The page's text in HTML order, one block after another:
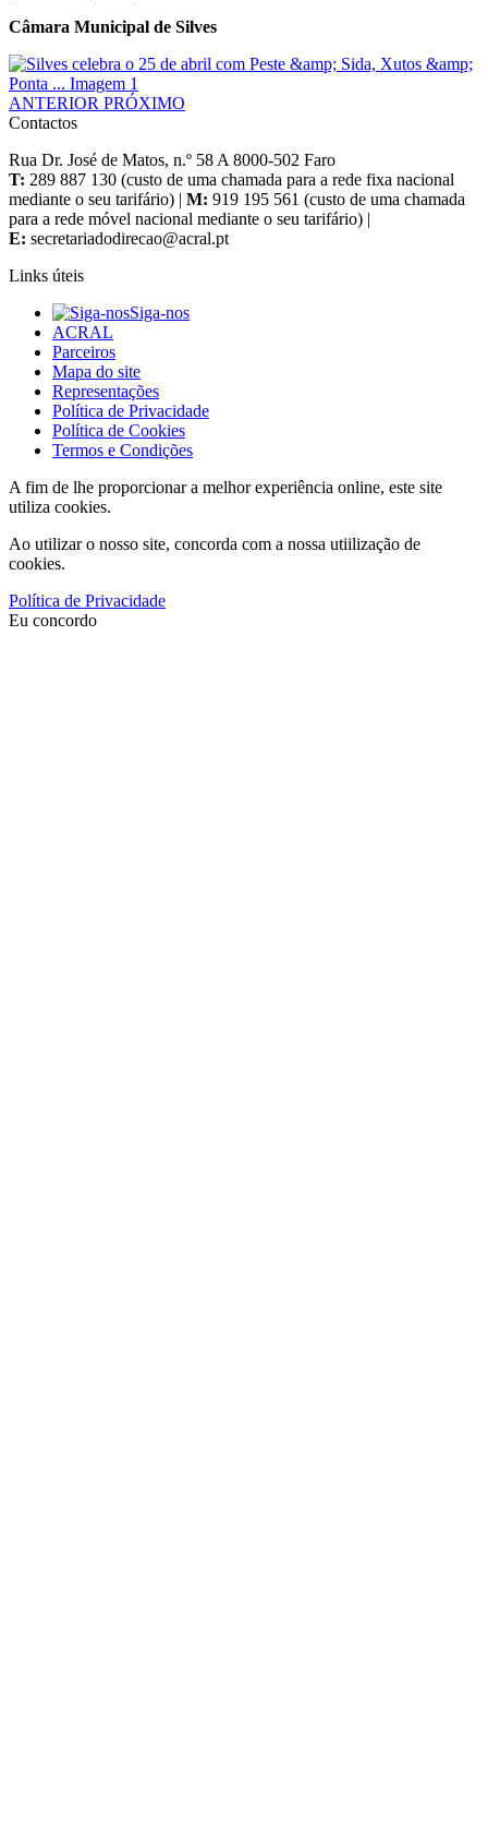
Câmara Municipal de Silves
ANTERIOR PRÓXIMO
Contactos
Rua Dr. José de Matos, n.º 58 A 8000-502 Faro
T: 289 887 130 (custo de uma chamada para a rede fixa nacional
mediante o seu tarifário) | M: 919 195 561 (custo de uma chamada
para a rede móvel nacional mediante o seu tarifário) |
E:
Links úteis
Siga-nos
ACRAL
Parceiros
Mapa do site
Representações
Política de Privacidade
Política de Cookies
Termos e Condições
A fim de lhe proporcionar a melhor experiência online, este site
utiliza cookies.
Ao utilizar o nosso site, concorda com a nossa utiilização de
cookies.
Política de Privacidade
Eu concordo